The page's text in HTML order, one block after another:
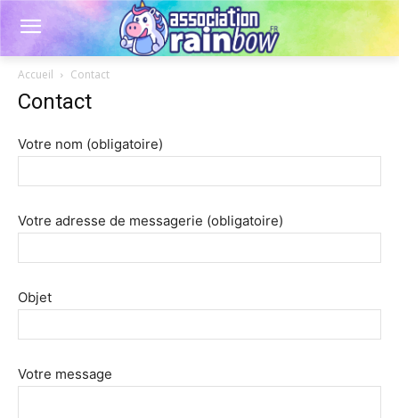
Accueil Contact
Contact
Votre nom (obligatoire)
Votre adresse de messagerie (obligatoire)
Objet
Votre message